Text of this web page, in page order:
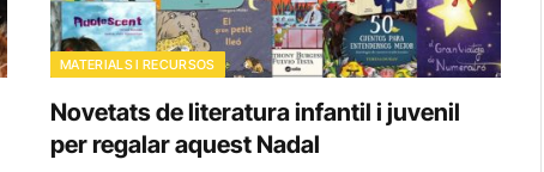
MATERIALS I RECURSOS
Novetats de literatura infantil i juvenil
per regalar aquest Nadal